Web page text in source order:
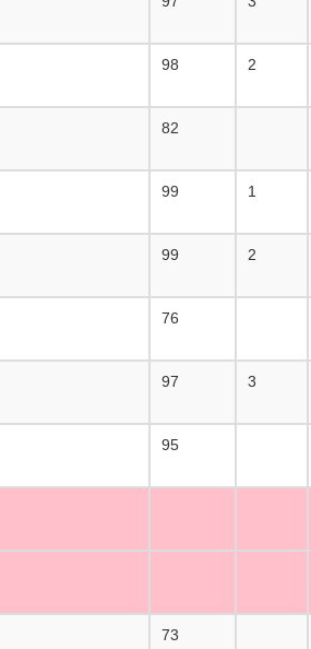
98 2
82
99 1
99 2
76
97 3
95
73